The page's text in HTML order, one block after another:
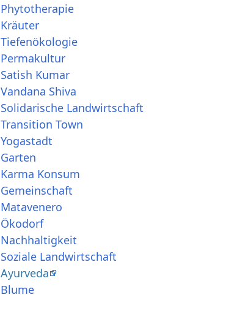
Phytotherapie
Kräuter
Tiefenökologie
Permakultur
Satish Kumar
Vandana Shiva
Solidarische Landwirtschaft
Transition Town
Yogastadt
Garten
Karma Konsum
Gemeinschaft
Matavenero
Ökodorf
Nachhaltigkeit
Soziale Landwirtschaft
Ayurveda
Blume